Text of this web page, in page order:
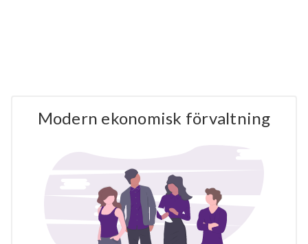
Modern ekonomisk förvaltning